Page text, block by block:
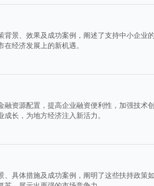
景、效果及成功案例，阐述了支持中小企业
经济发展上的新机遇。
资源配置，提高企业融资便利性，加强技术
长，为地方经济注入新活力。
具体措施及成功案例，阐明了这些扶持政策